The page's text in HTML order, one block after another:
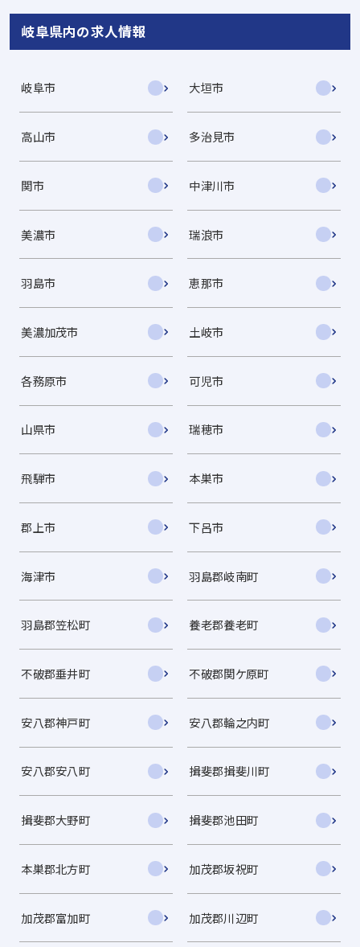
岐阜県内の求人情報
岐阜市 大垣市
高山市 多治見市
関市 中津川市
美濃市 瑞浪市
羽島市 恵那市
美濃加茂市 土岐市
各務原市 可児市
山県市 瑞穂市
飛騨市 本巣市
郡上市 下呂市
海津市 羽島郡岐南町
羽島郡笠松町 養老郡養老町
不破郡垂井町 不破郡関ケ原町
安八郡神戸町 安八郡輪之内町
安八郡安八町 揖斐郡揖斐川町
揖斐郡大野町 揖斐郡池田町
本巣郡北方町 加茂郡坂祝町
加茂郡富加町 加茂郡川辺町